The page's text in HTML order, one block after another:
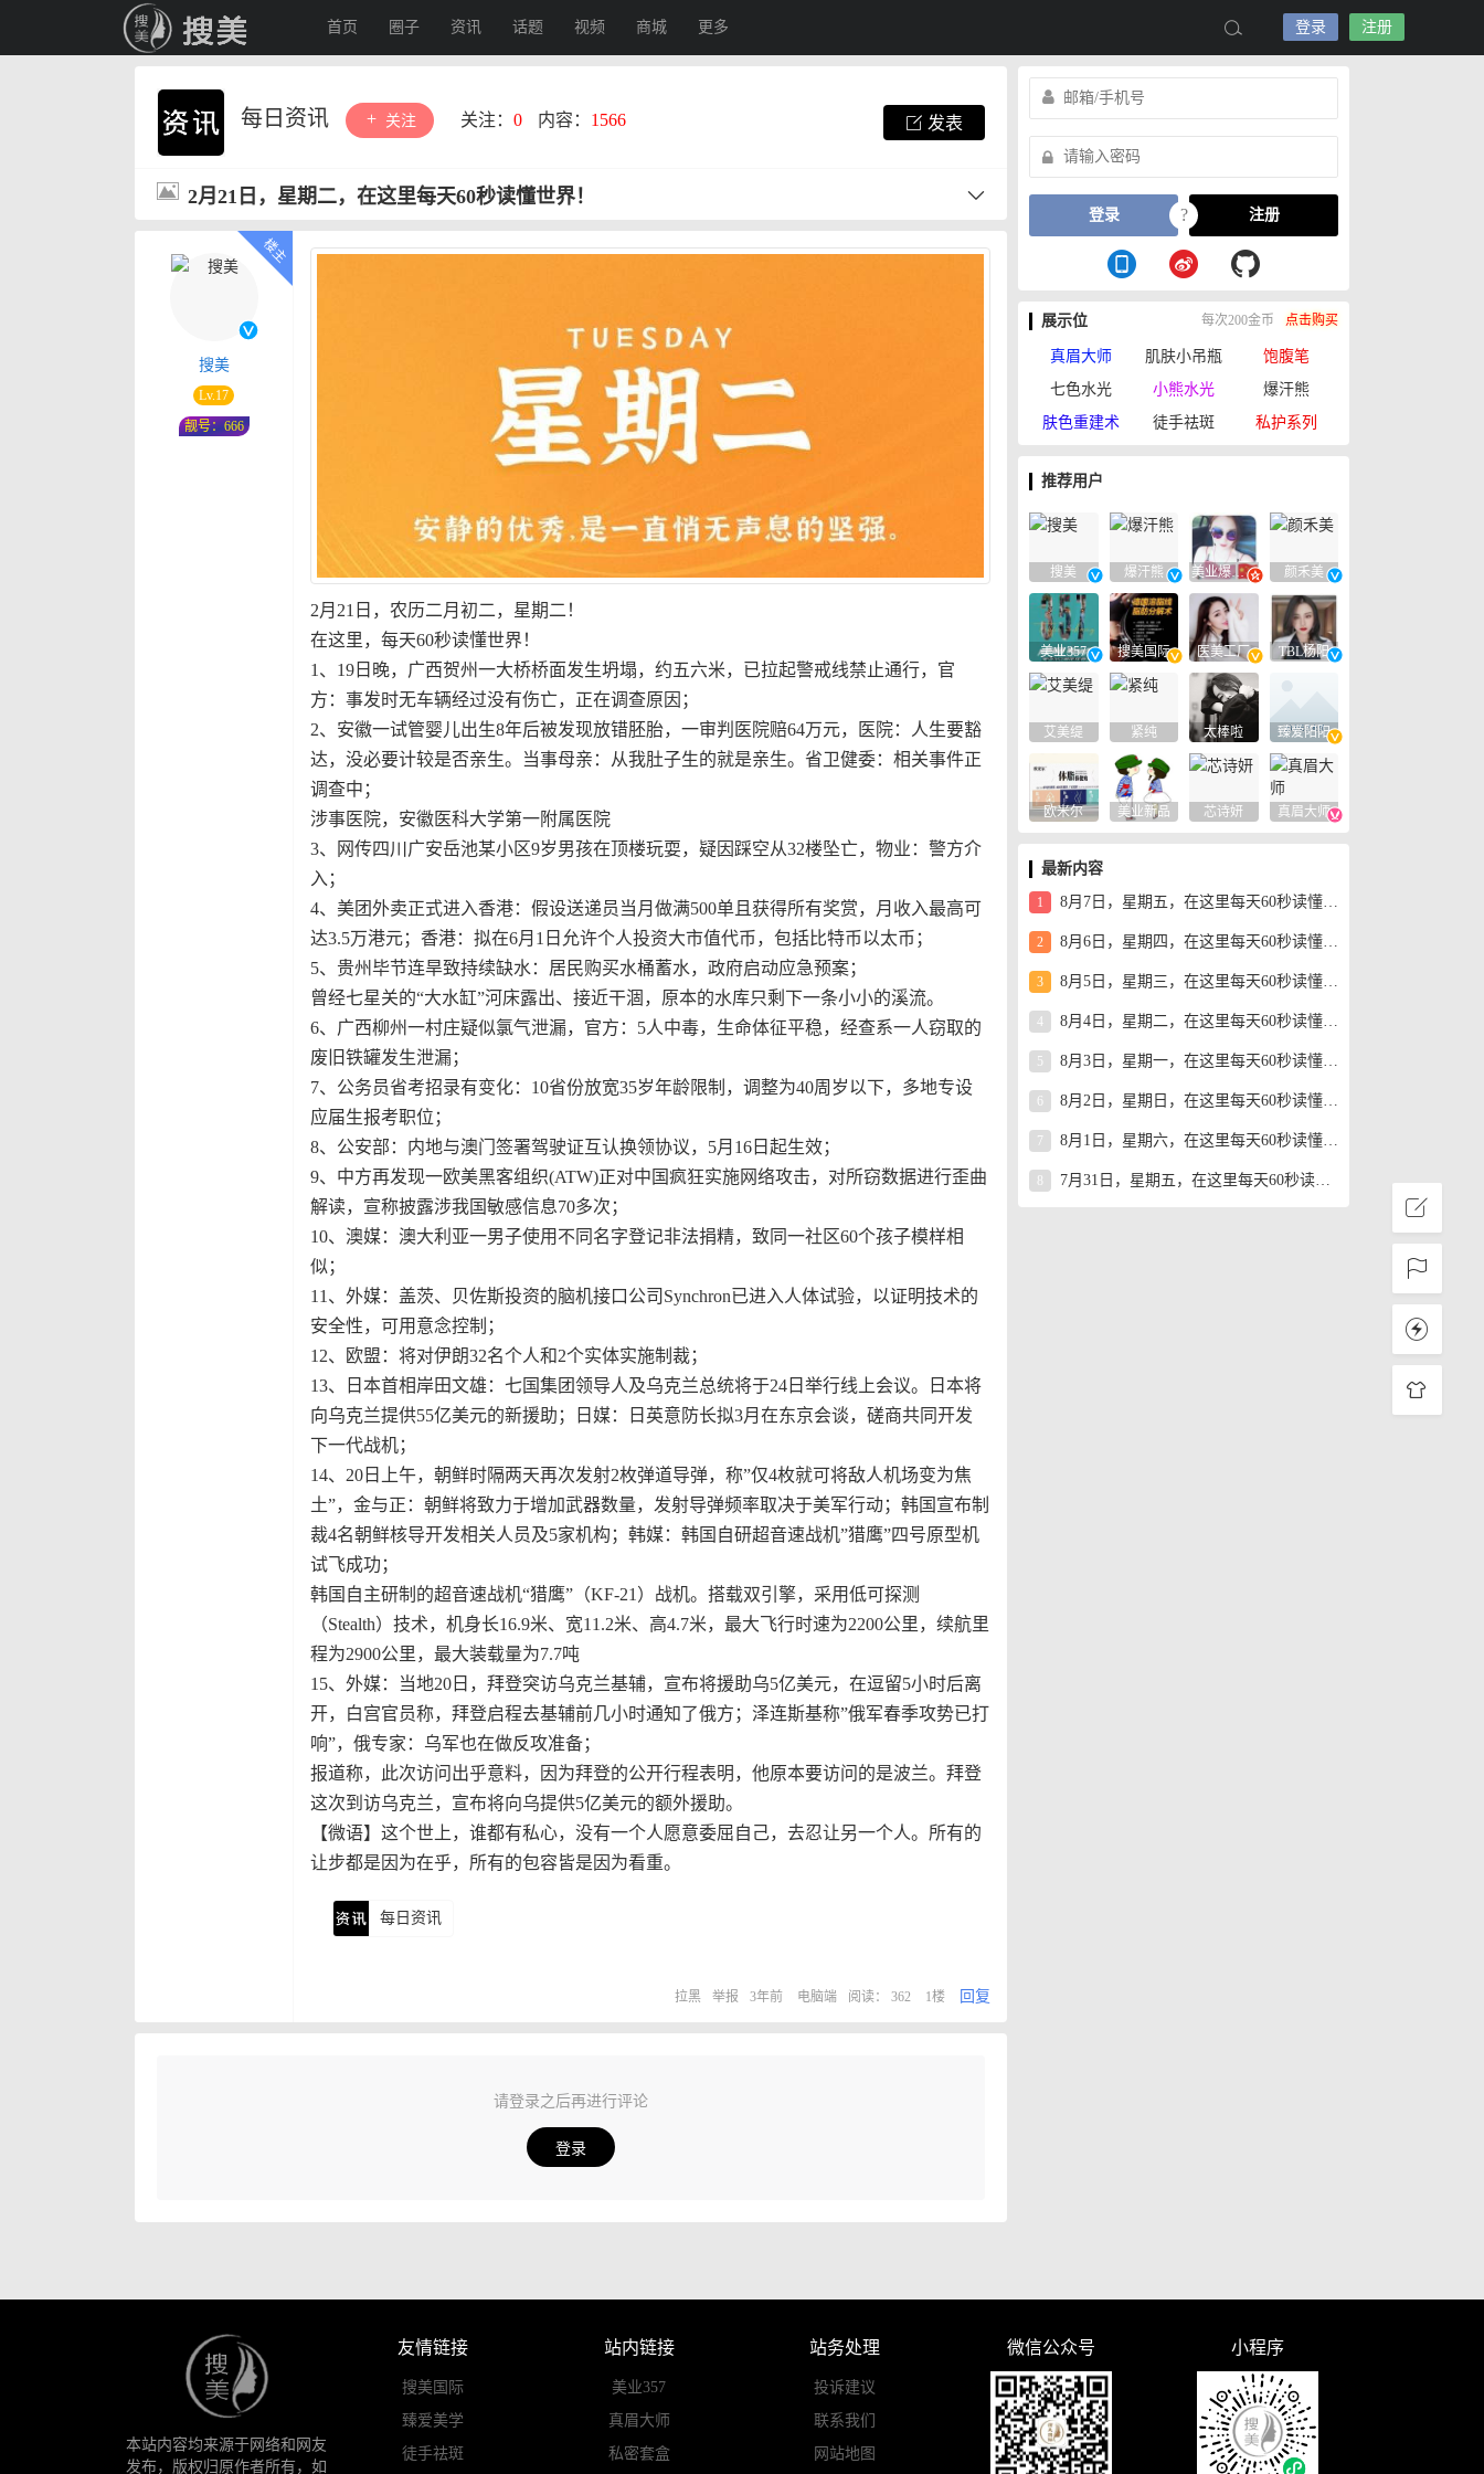
首页 圈子 资讯 话题 视频 商城 更多 登录 注册
每日资讯 关注 关注： 0 内容： 1566 发表
2月21日，星期二，在这里每天60秒读懂世界！
搜美
Lv.17
靓号：666
2月21日，农历二月初二，星期二！
在这里，每天60秒读懂世界！
1、19日晚，广西贺州一大桥桥面发生坍塌，约五六米，已拉起警戒线禁止通行，官
方：事发时无车辆经过没有伤亡，正在调查原因；
2、安徽一试管婴儿出生8年后被发现放错胚胎，一审判医院赔64万元，医院：人生要豁
达，没必要计较是否亲生。当事母亲：从我肚子生的就是亲生。省卫健委：相关事件正
调查中；
涉事医院，安徽医科大学第一附属医院
3、网传四川广安岳池某小区9岁男孩在顶楼玩耍，疑因踩空从32楼坠亡，物业：警方介
入；
4、美团外卖正式进入香港：假设送递员当月做满500单且获得所有奖赏，月收入最高可
达3.5万港元；香港：拟在6月1日允许个人投资大市值代币，包括比特币以太币；
5、贵州毕节连旱致持续缺水：居民购买水桶蓄水，政府启动应急预案；
曾经七星关的“大水缸”河床露出、接近干涸，原本的水库只剩下一条小小的溪流。
6、广西柳州一村庄疑似氯气泄漏，官方：5人中毒，生命体征平稳，经查系一人窃取的
废旧铁罐发生泄漏；
7、公务员省考招录有变化：10省份放宽35岁年龄限制，调整为40周岁以下，多地专设
应届生报考职位；
8、公安部：内地与澳门签署驾驶证互认换领协议，5月16日起生效；
9、中方再发现一欧美黑客组织(ATW)正对中国疯狂实施网络攻击，对所窃数据进行歪曲
解读，宣称披露涉我国敏感信息70多次；
10、澳媒：澳大利亚一男子使用不同名字登记非法捐精，致同一社区60个孩子模样相
似；
11、外媒：盖茨、贝佐斯投资的脑机接口公司Synchron已进入人体试验，以证明技术的
安全性，可用意念控制；
12、欧盟：将对伊朗32名个人和2个实体实施制裁；
13、日本首相岸田文雄：七国集团领导人及乌克兰总统将于24日举行线上会议。日本将
向乌克兰提供55亿美元的新援助；日媒：日英意防长拟3月在东京会谈，磋商共同开发
下一代战机；
14、20日上午，朝鲜时隔两天再次发射2枚弹道导弹，称”仅4枚就可将敌人机场变为焦
土”，金与正：朝鲜将致力于增加武器数量，发射导弹频率取决于美军行动；韩国宣布制
裁4名朝鲜核导开发相关人员及5家机构；韩媒：韩国自研超音速战机”猎鹰”四号原型机
试飞成功；
韩国自主研制的超音速战机“猎鹰”（KF-21）战机。搭载双引擎，采用低可探测
（Stealth）技术，机身长16.9米、宽11.2米、高4.7米，最大飞行时速为2200公里，续航里
程为2900公里，最大装载量为7.7吨
15、外媒：当地20日，拜登突访乌克兰基辅，宣布将援助乌5亿美元，在逗留5小时后离
开，白宫官员称，拜登启程去基辅前几小时通知了俄方；泽连斯基称”俄军春季攻势已打
响”，俄专家：乌军也在做反攻准备；
报道称，此次访问出乎意料，因为拜登的公开行程表明，他原本要访问的是波兰。拜登
这次到访乌克兰，宣布将向乌提供5亿美元的额外援助。
【微语】这个世上，谁都有私心，没有一个人愿意委屈自己，去忍让另一个人。所有的
让步都是因为在乎，所有的包容皆是因为看重。
每日资讯
拉黑 举报 3年前 电脑端 阅读： 362 1楼 回复
请登录之后再进行评论
登录
登录 ? 注册
展示位 每次200金币 点击购买
真眉大师 肌肤小吊瓶
饱腹笔
七色水光
小熊水光
爆汗熊
肤色重建术
徒手祛斑 私护系列
推荐用户
搜美 爆汗熊 美业爆款平台 颜禾美
美业357 搜美国际 医美工厂 TBL杨阳
艾美缇 紧纯 太棒啦 臻爱阳阳
欧米尔 美业新品 芯诗妍 真眉大师
最新内容
1 8月7日，星期五，在这里每天60秒读懂世界！
2 8月6日，星期四，在这里每天60秒读懂世界！
3 8月5日，星期三，在这里每天60秒读懂世界！
4 8月4日，星期二，在这里每天60秒读懂世界！
5 8月3日，星期一，在这里每天60秒读懂世界！
6 8月2日，星期日，在这里每天60秒读懂世界！
7 8月1日，星期六，在这里每天60秒读懂世界！
7月31日，星期五，在这里每天60秒读懂世界！
本站内容均来源于网络和网友
发布，版权归原作者所有，如
友情链接
搜美国际
臻爱美学
徒手祛斑
站内链接
美业357
真眉大师
私密套盒
站务处理
投诉建议
联系我们
网站地图
微信公众号 小程序